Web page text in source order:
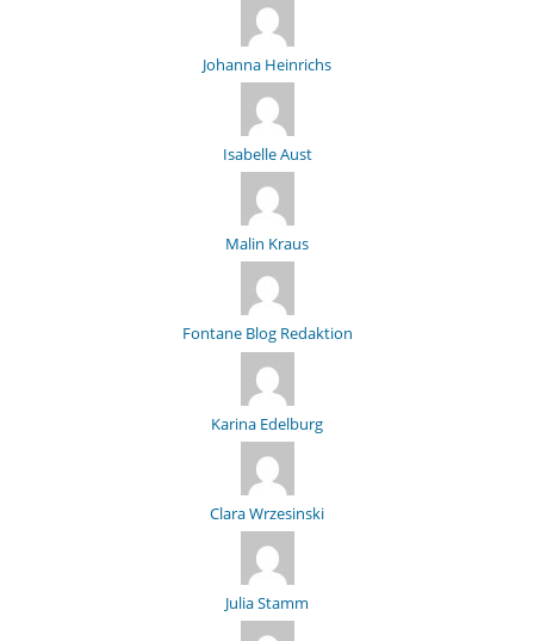
Johanna Heinrichs
Isabelle Aust
Malin Kraus
Fontane Blog Redaktion
Karina Edelburg
Clara Wrzesinski
Julia Stamm